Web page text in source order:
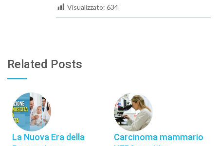
Visualizzato: 634
Related Posts
La Nuova Era della
Carcinoma mammario